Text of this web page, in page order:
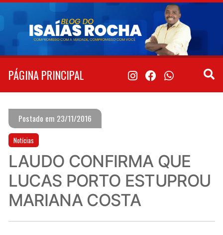
Pular
conteúdo
PÁGINA PRINCIPAL
Postado em 23/11/2016
Notícias
LAUDO CONFIRMA QUE
LUCAS PORTO ESTUPROU
MARIANA COSTA